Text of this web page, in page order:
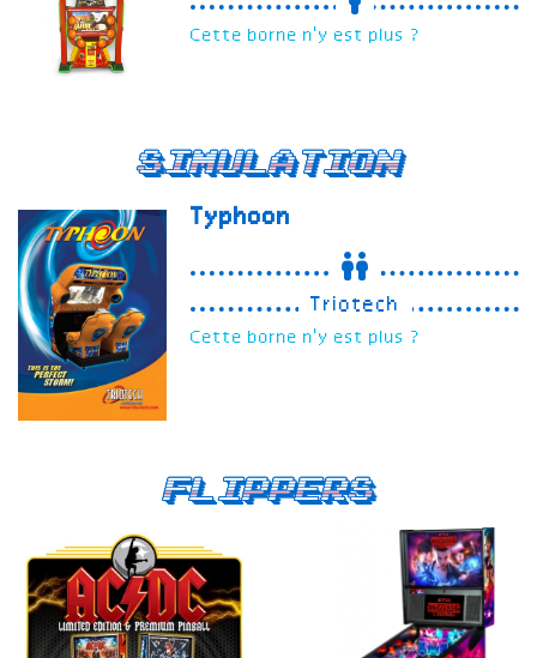
Cette borne n'y est plus ?
Simulation
Typhoon
Triotech
Cette borne n'y est plus ?
Flippers